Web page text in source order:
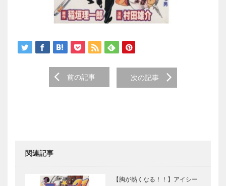
前の記事 次の記事
関連記事
【胸が熱くなる！！】アイシー